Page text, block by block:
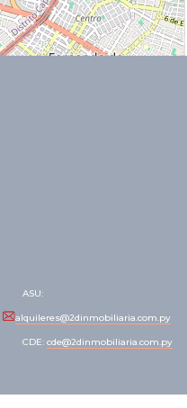
ASU:
alquileres@2dinmobiliaria.com.py
CDE:cde@2dinmobiliaria.com.py